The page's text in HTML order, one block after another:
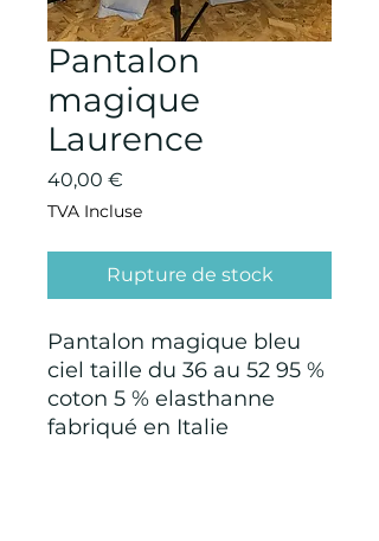
Pantalon
magique
Laurence
40,00 €
TVA Incluse
Rupture de stock
Pantalon magique bleu
ciel taille du 36 au 52 95 %
coton 5 % elasthanne
fabriqué en Italie